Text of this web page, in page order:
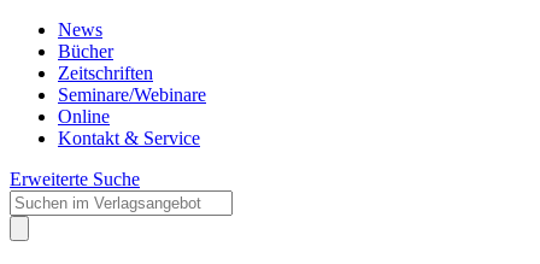
News
Bücher
Zeitschriften
Seminare/Webinare
Online
Kontakt & Service
Erweiterte Suche